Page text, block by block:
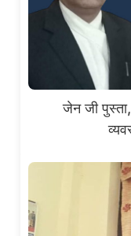
जेन जी पुस्ता,